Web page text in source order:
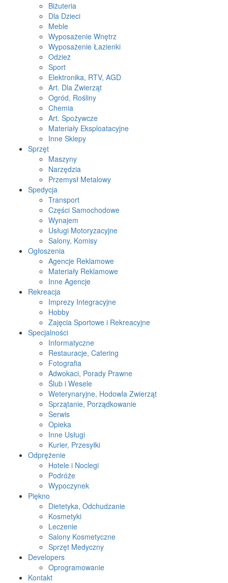
Biżuteria
Dla Dzieci
Meble
Wyposażenie Wnętrz
Wyposażenie Łazienki
Odzież
Sport
Elektronika, RTV, AGD
Art. Dla Zwierząt
Ogród, Rośliny
Chemia
Art. Spożywcze
Materiały Eksploatacyjne
Inne Sklepy
Sprzęt
Maszyny
Narzędzia
Przemysł Metalowy
Spedycja
Transport
Części Samochodowe
Wynajem
Usługi Motoryzacyjne
Salony, Komisy
Ogłoszenia
Agencje Reklamowe
Materiały Reklamowe
Inne Agencje
Rekreacja
Imprezy Integracyjne
Hobby
Zajęcia Sportowe i Rekreacyjne
Specjalności
Informatyczne
Restauracje, Catering
Fotografia
Adwokaci, Porady Prawne
Ślub i Wesele
Weterynaryjne, Hodowla Zwierząt
Sprzątanie, Porządkowanie
Serwis
Opieka
Inne Usługi
Kurier, Przesyłki
Odprężenie
Hotele i Noclegi
Podróże
Wypoczynek
Piękno
Dietetyka, Odchudzanie
Kosmetyki
Leczenie
Salony Kosmetyczne
Sprzęt Medyczny
Developers
Oprogramowanie
Kontakt